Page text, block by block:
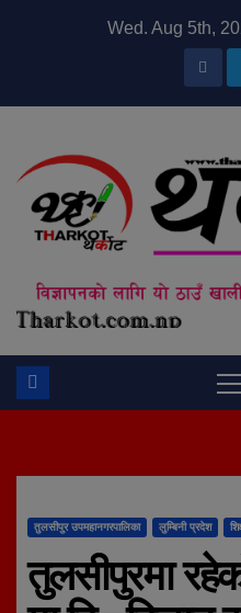
Wed. Aug 5th,
तुलसीपुर उपमहानगरपालिका लुम्बिनी प्रदेश
तुलसीपुरमा